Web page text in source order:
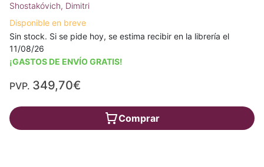
Shostakóvich, Dimitri
Disponible en breve
Sin stock. Si se pide hoy, se estima recibir en la librería el
11/08/26
¡GASTOS DE ENVÍO GRATIS!
PVP. 349,70€
Comprar